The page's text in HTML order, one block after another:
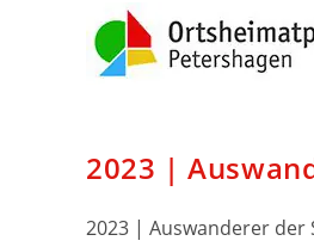
2023 |
2023 | Auswanderer der